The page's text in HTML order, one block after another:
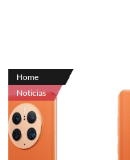
Home
Noticias